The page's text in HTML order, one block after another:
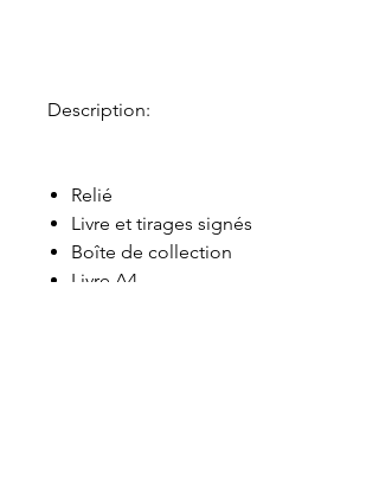
Description:
Relié
Livre et tirages signés
Boîte de collection
Livre A4